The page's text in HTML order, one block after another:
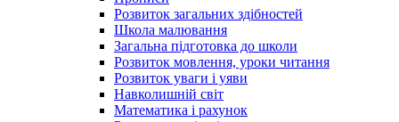
Розвиток загальних здібностей
Школа малювання
Загальна підготовка до школи
Розвиток мовлення, уроки читання
Розвиток уваги і уяви
Навколишній світ
Математика і рахунок